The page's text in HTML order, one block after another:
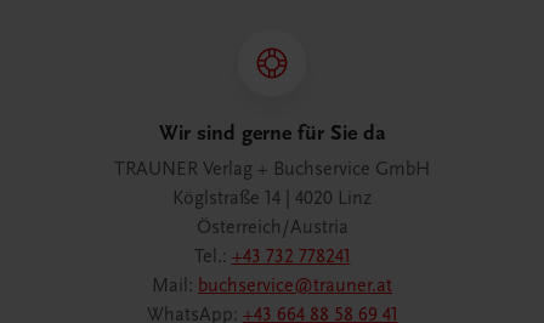
Wir sind gerne für Sie da
TRAUNER Verlag + Buchservice GmbH
Köglstraße 14 | 4020 Linz
Österreich/Austria
Tel.: +43 732 778241
Mail: buchservice@trauner.at
WhatsApp: +43 664 88 58 69 41